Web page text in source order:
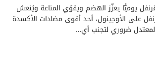
يوميًّا يعزّز الهضم ويقوّي المناعة ويُنعش
على الأوجينول، أحد أقوى مضادات الأكسدة
المعتدل ضروري لتجنب أي…